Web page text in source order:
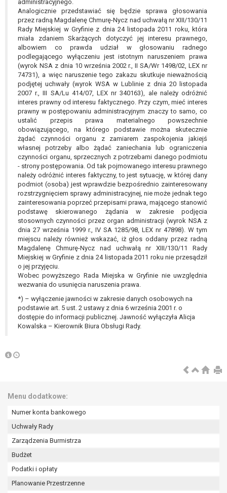
administracyjnego.
Analogicznie przedstawiać się będzie sprawa głosowania
przez radną Magdalenę Chmurę-Nycz nad uchwałą nr XIII/130/11
Rady Miejskiej w Gryfinie z dnia 24 listopada 2011 roku, która
miała zdaniem Skarżących dotyczyć jej interesu prawnego,
albowiem co prawda udział w głosowaniu radnego
podlegającego wyłączeniu jest istotnym naruszeniem prawa
(wyrok NSA z dnia 10 września 2002 r., II SA/Wr 1498/02, LEX nr
74731), a więc naruszenie tego zakazu skutkuje nieważnością
podjętej uchwały (wyrok WSA w Lublinie z dnia 20 listopada
2007 r., III SA/Lu 414/07, LEX nr 340163), ale należy odróżnić
interes prawny od interesu faktycznego. Przy czym, mieć interes
prawny w postępowaniu administracyjnym znaczy to samo, co
ustalić przepis prawa materialnego powszechnie
obowiązującego, na którego podstawie można skutecznie
żądać czynności organu z zamiarem zaspokojenia jakiejś
własnej potrzeby albo żądać zaniechania lub ograniczenia
czynności organu, sprzecznych z potrzebami danego podmiotu
- strony postępowania. Od tak pojmowanego interesu prawnego
należy odróżnić interes faktyczny, to jest sytuację, w której dany
podmiot (osoba) jest wprawdzie bezpośrednio zainteresowany
rozstrzygnięciem sprawy administracyjnej, nie może jednak tego
zainteresowania poprzeć przepisami prawa, mającego stanowić
podstawę skierowanego żądania w zakresie podjęcia
stosownych czynności przez organ administracji (wyrok NSA z
dnia 27 września 1999 r., IV SA 1285/98, LEX nr 47898). W tym
miejscu należy również wskazać, iż głos oddany przez radną
Magdalenę Chmurę-Nycz nad uchwałą nr XIII/130/11 Rady
Miejskiej w Gryfinie z dnia 24 listopada 2011 roku nie przesądził
o jej przyjęciu.
Wobec powyższego Rada Miejska w Gryfinie nie uwzględnia
wezwania do usunięcia naruszenia prawa.
*) – wyłączenie jawności w zakresie danych osobowych na
podstawie art. 5 ust. 2 ustawy z dnia 6 września 2001 r. o
dostępie do informacji publicznej. Jawność wyłączyła Alicja
Kowalska – Kierownik Biura Obsługi Rady.
Menu dodatkowe:
Numer konta bankowego
Uchwały Rady
Zarządzenia Burmistrza
Budżet
Podatki i opłaty
Planowanie Przestrzenne